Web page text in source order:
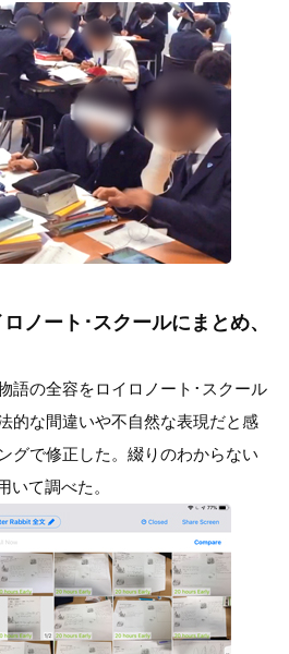
ノート･スクールにまとめ、
語の全容をロイロノート･スクール
的な間違いや不自然な表現だと感
グで修正した。綴りのわからない
いて調べた。